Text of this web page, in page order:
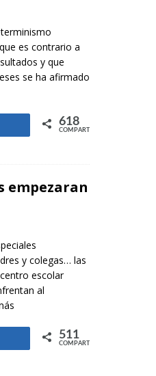
es contrario a
y que
se ha afirmado
Compartir 618
COMPARTIR
empezaran
y colegas… las
escolar
al
Compartir 511
COMPARTIR